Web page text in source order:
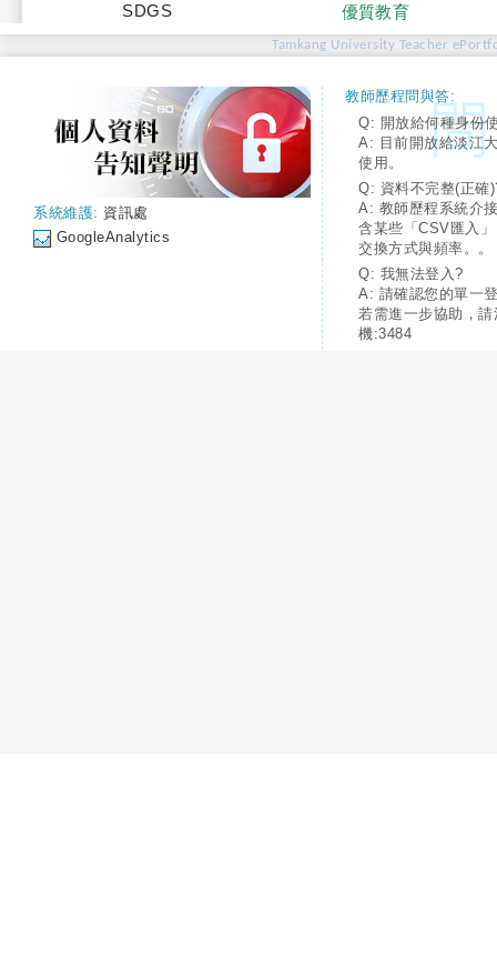
SDGS 優質教育
Tamkang University Teacher
系統維護: 資訊處
GoogleAnalytics
教師歷程問與答:
Q: 開放給何種身份
A: 目前開放給淡江
使用。
Q: 資料不完整(正確
A: 教師歷程系統介
含某些「CSV匯入
交換方式與頻率。。
Q: 我無法登入?
A: 請確認您的單一
若需進一步協助，
機:3484